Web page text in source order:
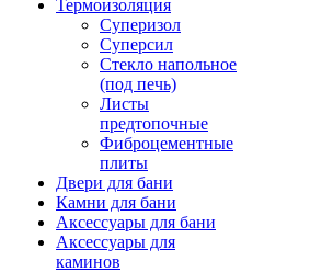
Термоизоляция
Суперизол
Суперсил
Стекло напольное
(под печь)
Листы
предтопочные
Фиброцементные
плиты
Двери для бани
Камни для бани
Аксессуары для бани
Аксессуары для
каминов